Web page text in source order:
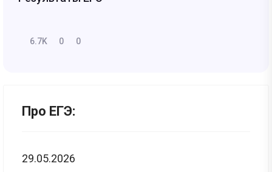
6.7K 0 0
Про ЕГЭ:
29.05.2026